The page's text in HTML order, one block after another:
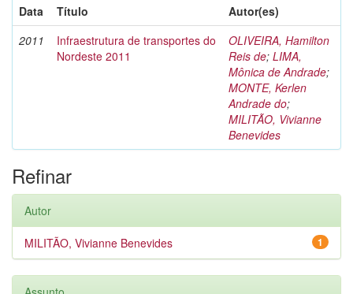
Data
Título
Autor(es)
2011
Infraestrutura de transportes do
Nordeste 2011
OLIVEIRA, Hamilton
Reis de; LIMA,
Mônica de Andrade;
MONTE, Kerlen
Andrade do;
MILITÃO, Vivianne
Benevides
Refinar
Autor
1
MILITÃO, Vivianne Benevides